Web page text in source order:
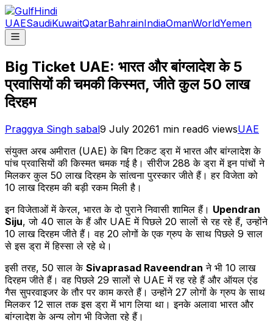
UAESaudiKuwaitQatarBahrainIndiaOmanWorldYemen
Big Ticket UAE: भारत और बांग्लादेश के 5
प्रवासियों की चमकी किस्मत, जीते कुल 50 लाख
दिरहम
Praggya Singh sabal9 July 20261 min read6 viewsUAE
संयुक्त अरब अमीरात (UAE) के बिग टिकट ड्रा में भारत और बांग्लादेश के
पांच प्रवासियों की किस्मत चमक गई है। सीरीज 288 के ड्रा में इन पांचों ने
मिलकर कुल 50 लाख दिरहम के सांत्वना पुरस्कार जीते हैं। हर विजेता को
10 लाख दिरहम की बड़ी रकम मिली है।
इन विजेताओं में केरल, भारत के दो पुराने निवासी शामिल हैं। Upendran
Siju, जो 40 साल के हैं और UAE में पिछले 20 सालों से रह रहे हैं, उन्होंने
10 लाख दिरहम जीते हैं। वह 20 लोगों के एक ग्रुप के साथ पिछले 9 साल
से इस ड्रा में हिस्सा ले रहे थे।
इसी तरह, 50 साल के Sivaprasad Raveendran ने भी 10 लाख
दिरहम जीते हैं। वह पिछले 29 सालों से UAE में रह रहे हैं और ऑयल एंड
गैस सुपरवाइजर के तौर पर काम करते हैं। उन्होंने 27 लोगों के ग्रुप के साथ
मिलकर 12 साल तक इस ड्रा में भाग लिया था। इनके अलावा भारत और
बांग्लादेश के अन्य लोग भी विजेता रहे हैं।